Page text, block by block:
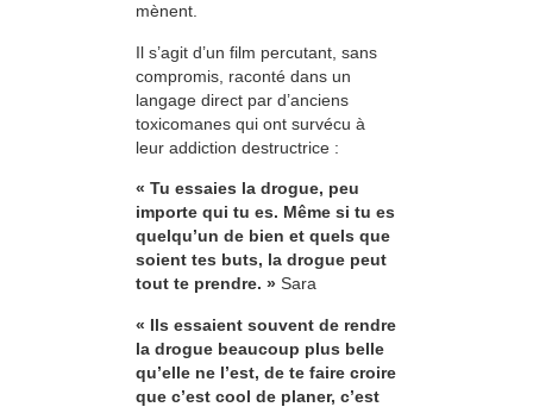
mènent.
Il s’agit d’un film percutant, sans
compromis, raconté dans un
langage direct par d’anciens
toxicomanes qui ont survécu à
leur addiction destructrice :
« Tu essaies la drogue, peu
importe qui tu es. Même si tu es
quelqu’un de bien et quels que
soient tes buts, la drogue peut
tout te prendre. » Sara
« Ils essaient souvent de rendre
la drogue beaucoup plus belle
qu’elle ne l’est, de te faire croire
que c’est cool de planer, c’est